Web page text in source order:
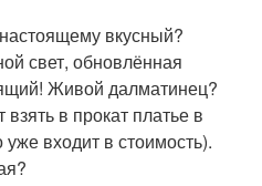
вкусный?
свет, обновлённая
Живой далматинец?
в прокат платье в
входит в стоимость).